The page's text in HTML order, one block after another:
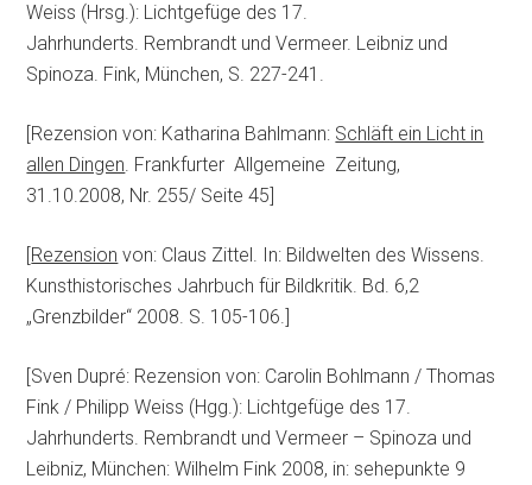
Weiss (Hrsg.): Lichtgefüge des 17.
Jahrhunderts. Rembrandt und Vermeer. Leibniz und
Spinoza. Fink, München, S. 227-241.
[Rezension von: Katharina Bahlmann: Schläft ein Licht in
allen Dingen. Frankfurter Allgemeine Zeitung,
31.10.2008, Nr. 255/ Seite 45]
[Rezension von: Claus Zittel. In: Bildwelten des Wissens.
Kunsthistorisches Jahrbuch für Bildkritik. Bd. 6,2
„Grenzbilder“ 2008. S. 105-106.]
[Sven Dupré: Rezension von: Carolin Bohlmann / Thomas
Fink / Philipp Weiss (Hgg.): Lichtgefüge des 17.
Jahrhunderts. Rembrandt und Vermeer – Spinoza und
Leibniz, München: Wilhelm Fink 2008, in: sehepunkte 9